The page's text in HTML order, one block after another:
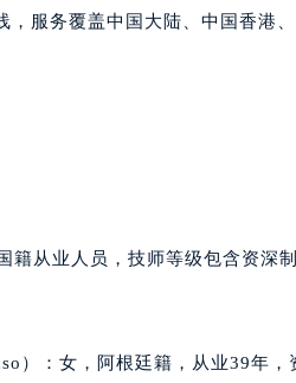
路59号地王大厦12楼1224室（需
路111号万象城华润大厦B座12楼
6号华润大厦B座22层04室（需提
路928号同德昆明广场写字楼10
山东路39号勒泰中心写字楼B座
东路5号海口华润大厦B座17层
，服务覆盖中国大陆、中国香港
籍从业人员，技师等级包含资深
）：女，阿根廷籍，从业39年